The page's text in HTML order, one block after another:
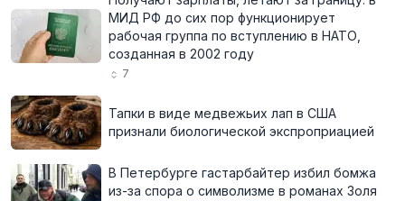
МИД РФ до сих пор функционирует
рабочая группа по вступлению в НАТО,
созданная в 2002 году
7
Тапки в виде медвежьих лап в США
признали биологической экспроприацией
В Петербурге гастарбайтер избил бомжа
из-за спора о символизме в романах Золя